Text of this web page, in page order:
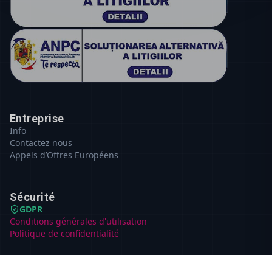
Entreprise
Info
Contactez nous
Appels d’Offres Européens
Sécurité
GDPR
Conditions générales d'utilisation
Politique de confidentialité